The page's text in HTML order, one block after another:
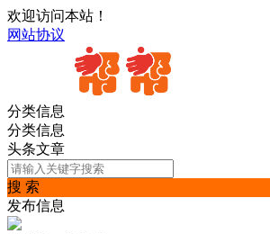
欢迎访问本站！
网站协议
分类信息
分类信息
头条文章
搜 索
发布信息